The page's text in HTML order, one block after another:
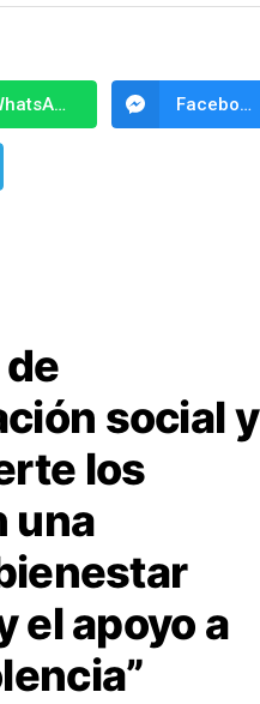
WhatsApp Facebook Messenger
social y
los
una
el apoyo a